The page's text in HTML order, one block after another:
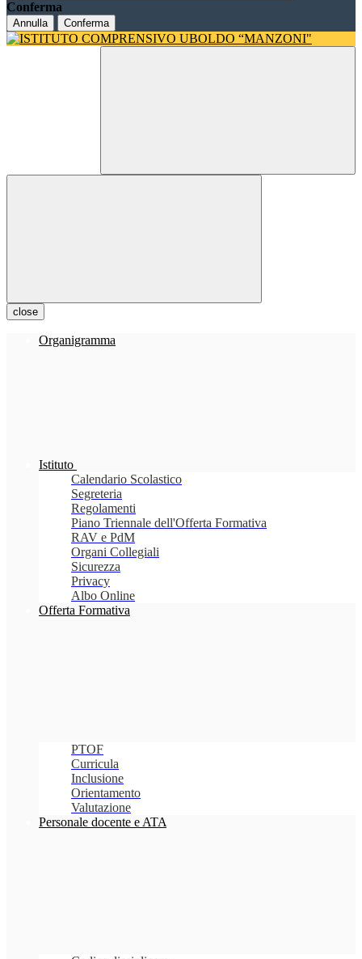
Conferma
Annulla Conferma
close
Organigramma
Istituto
Calendario Scolastico
Segreteria
Regolamenti
Piano Triennale dell'Offerta Formativa
RAV e PdM
Organi Collegiali
Sicurezza
Privacy
Albo Online
Offerta Formativa
PTOF
Curricula
Inclusione
Orientamento
Valutazione
Personale docente e ATA